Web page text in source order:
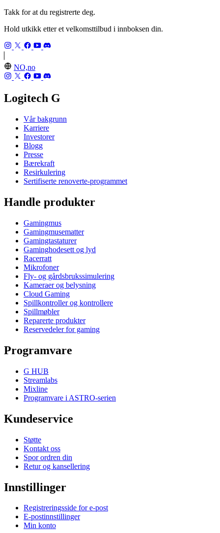
Takk for at du registrerte deg.
Hold utkikk etter et velkomsttilbud i innboksen din.
NO,no
Logitech G
Vår bakgrunn
Karriere
Investorer
Blogg
Presse
Bærekraft
Resirkulering
Sertifiserte renoverte-programmet
Handle produkter
Gamingmus
Gamingmusematter
Gamingtastaturer
Gaminghodesett og lyd
Racerratt
Mikrofoner
Fly- og gårdsbrukssimulering
Kameraer og belysning
Cloud Gaming
Spillkontroller og kontrollere
Spillmøbler
Reparerte produkter
Reservedeler for gaming
Programvare
G HUB
Streamlabs
Mixline
Programvare i ASTRO-serien
Kundeservice
Støtte
Kontakt oss
Spor ordren din
Retur og kansellering
Innstillinger
Registreringsside for e-post
E-postinnstillinger
Min konto